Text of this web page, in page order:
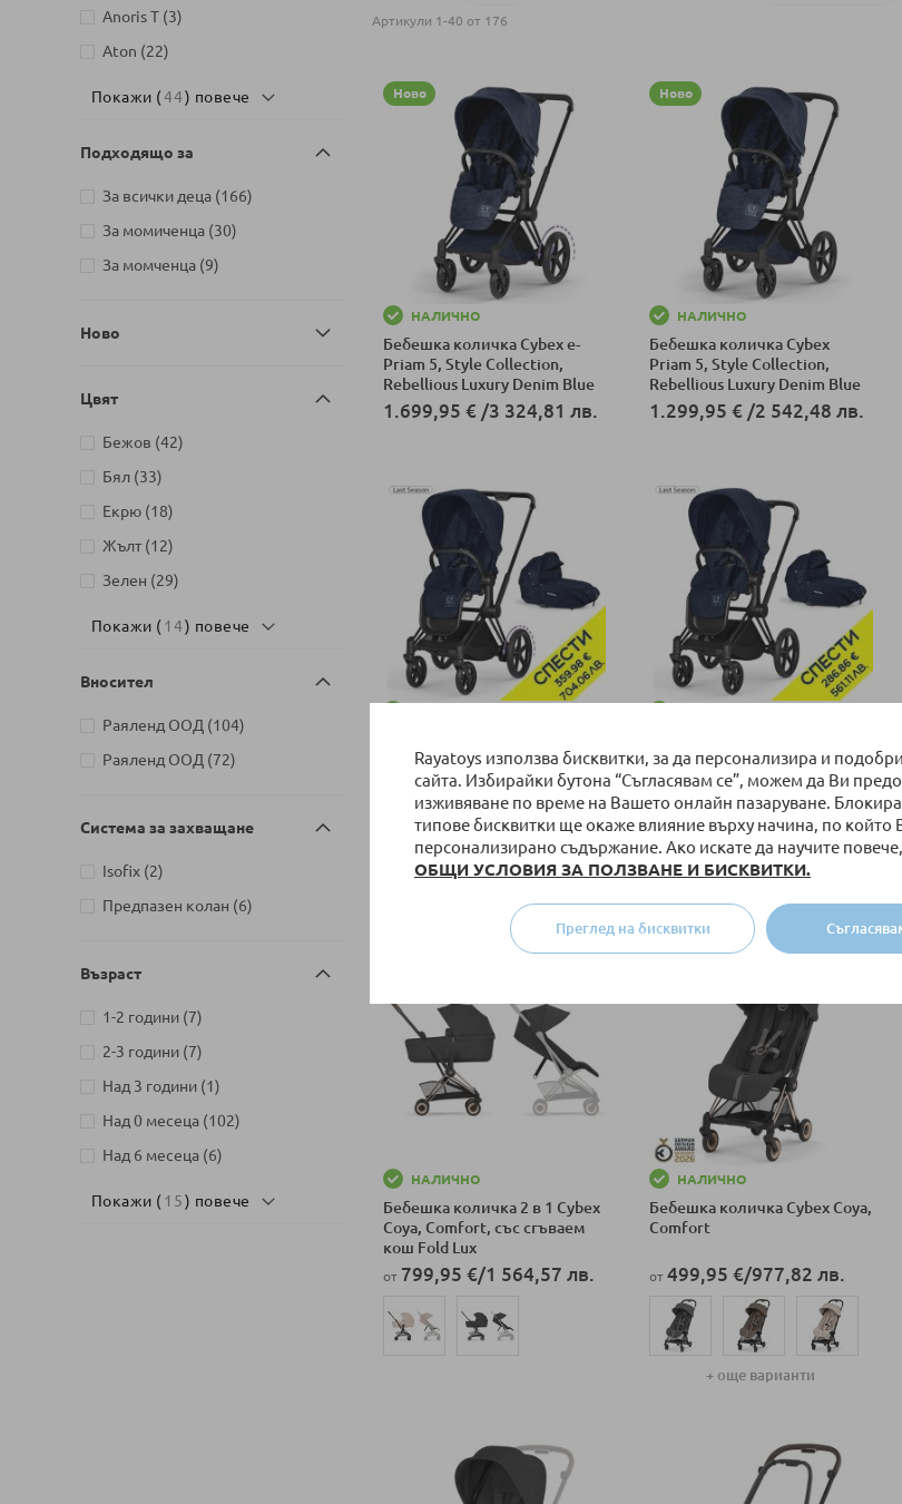
Rayatoys използва бисквитки, за да персонализира и
сайта. Избирайки бутона “Съгласявам се”, можем да Ви
изживяване по време на Вашето онлайн пазаруване.
типове бисквитки ще окаже влияние върху начина, по който
персонализирано съдържание. Ако искате да научите
ОБЩИ УСЛОВИЯ ЗА ПОЛЗВАНЕ И БИСКВИТКИ.
Преглед на бисквитки
Артикули 1-40 от 176
Ново
НАЛИЧНО
Бебешка количка Cybex e-
Priam 5, Style Collection,
Rebellious Luxury Denim Blue
1.699,95 € /3 324,81 лв.
Ново
НАЛИЧНО
Бебешка количка Cybex
Priam 5, Style Collection,
Rebellious Luxury Denim Blue
1.299,95 € /2 542,48 лв.
Priam 4 + кош за новородено
+ тапицерия за седалка
Rebellious Luxury Denim Blue,
Пакет с отстъпка №178
Добави в количка
Priam 4 + кош за новородено
+ тапицерия за седалка
Rebellious Luxury Denim Blue,
Пакет с отстъпка №177
Добави в количка
НАЛИЧНО
Бебешка количка 2 в 1 Cybex
Coya, Comfort, със сгъваем
кош Fold Lux
от 799,95 €/1 564,57 лв.
Ново
НАЛИЧНО
Бебешка количка Cybex Coya,
Comfort
от 499,95 €/977,82 лв.
+ още варианти
Anoris T 3
артикули
Aton
22
артикули
Покажи (44) повече
Подходящо за
За всички деца 166
артикули
За момиченца 30
артикули
За момченца 9
артикули
Ново
Цвят
Бежов 42
артикули
Бял 33
артикули
Екрю 18
артикули
Жълт 12
артикули
Зелен
29
артикули
Покажи (14) повече
Вносител
Раяленд ООД 104
артикули
Раяленд ООД
72
артикули
Система за захващане
Isofix 2
артикули
Предпазен колан
6
артикули
Възраст
1-2 години 7
артикули
2-3 години 7
артикули
Над 3 години 1
артикул
Над 0 месеца 102
артикули
Над 6 месеца 6
артикули
Покажи (15 ) повече